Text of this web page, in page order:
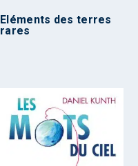
Eléments des terres
rares